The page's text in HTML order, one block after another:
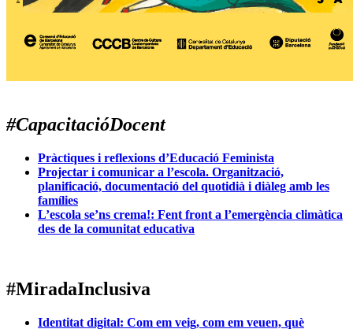
#CapacitacióDocent
Pràctiques i reflexions d’Educació Feminista
Projectar i comunicar a l’escola. Organització,
planificació, documentació del quotidià i diàleg amb les
famílies
L’escola se’ns crema!: Fent front a l’emergència climàtica
des de la comunitat educativa
#MiradaInclusiva
Identitat digital: Com em veig, com em veuen, què